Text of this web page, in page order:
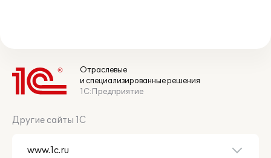
Отраслевые
и специализированные решения
1С:Предприятие
Другие сайты 1С